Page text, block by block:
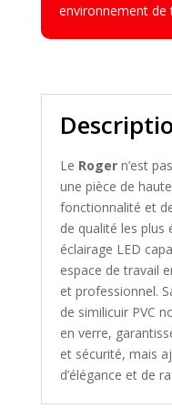
environnement de
Le Rogern’est
une pièce de
fonctionnalité et
de qualité les plus
éclairage LED
espace de travail
et professionnel.
de similicuir PVC
en verre,
et sécurité, mais
d’élégance et de